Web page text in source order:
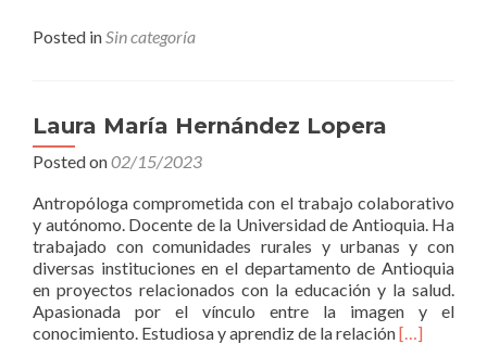
Posted inSin categoría
Laura María Hernández Lopera
Posted on02/15/2023
Antropóloga comprometida con el trabajo colaborativo
y autónomo. Docente de la Universidad de Antioquia. Ha
trabajado con comunidades rurales y urbanas y con
diversas instituciones en el departamento de Antioquia
en proyectos relacionados con la educación y la salud.
Apasionada por el vínculo entre la imagen y el
conocimiento. Estudiosa y aprendiz de la relaciónRead
[…]